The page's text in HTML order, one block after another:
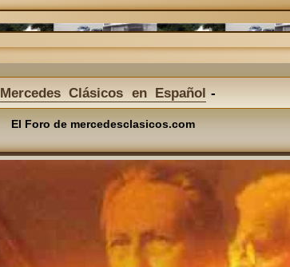
Mercedes Clásicos en Español
El Foro de mercedesclasicos.com